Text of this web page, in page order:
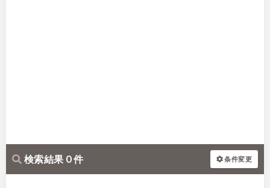
検索結果 0 件 条件変更